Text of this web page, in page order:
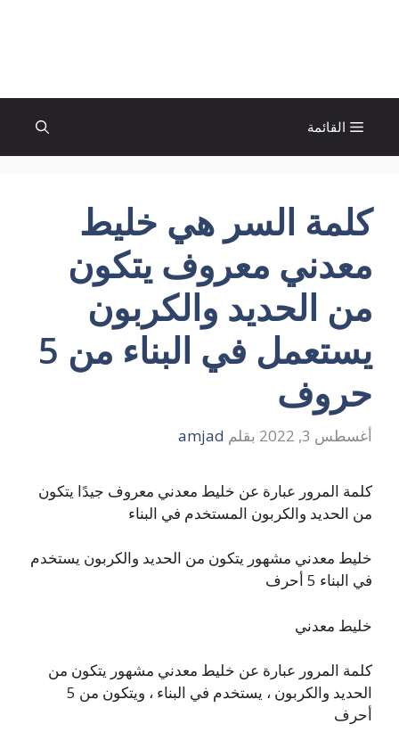
القائمة
كلمة السر هي خليط
معدني معروف يتكون
من الحديد والكربون
يستعمل في البناء من 5
حروف
أغسطس 3, 2022 بقلم amjad
كلمة المرور عبارة عن خليط معدني معروف جيدًا يتكون
من الحديد والكربون المستخدم في البناء
خليط معدني مشهور يتكون من الحديد والكربون يستخدم
في البناء 5 أحرف
خليط معدني
كلمة المرور عبارة عن خليط معدني مشهور يتكون من
الحديد والكربون ، يستخدم في البناء ، ويتكون من 5
أحرف